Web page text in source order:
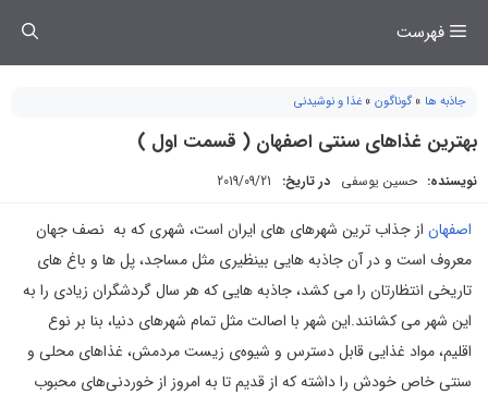
فهرست
جاذبه ها »گوناگون » غذا و نوشیدنی
بهترین غذاهای سنتی اصفهان ( قسمت اول )
نویسنده: حسین یوسفی در تاریخ: 2019/09/21
اصفهان از جذاب ترین شهرهای های ایران است، شهری که به نصف جهان
معروف است و در آن جاذبه هایی بینظیری مثل مساجد، پل ها و باغ های
تاریخی انتظارتان را می کشد، جاذبه هایی که هر سال گردشگران زیادی را به
این شهر می کشانند.این شهر با اصالت مثل تمام شهرهای دنیا، بنا بر نوع
اقلیم، مواد غذایی قابل دسترس و شیوه‌ی زیست مردمش، غذاهای محلی و
سنتی خاص خودش را داشته که از قدیم تا به امروز از خوردنی‌های محبوب